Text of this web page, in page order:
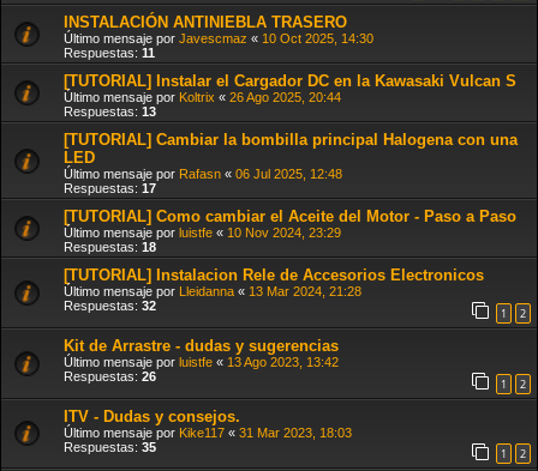
INSTALACIÓN ANTINIEBLA TRASERO
Último mensaje por Javescmaz « 10 Oct 2025, 14:30
Respuestas: 11
[TUTORIAL] Instalar el Cargador DC en la Kawasaki Vulcan S
Último mensaje por Koltrix « 26 Ago 2025, 20:44
Respuestas: 13
[TUTORIAL] Cambiar la bombilla principal Halogena con una
LED
Último mensaje por Rafasn « 06 Jul 2025, 12:48
Respuestas: 17
[TUTORIAL] Como cambiar el Aceite del Motor - Paso a Paso
Último mensaje por luistfe « 10 Nov 2024, 23:29
Respuestas: 18
[TUTORIAL] Instalacion Rele de Accesorios Electronicos
Último mensaje por Lleidanna « 13 Mar 2024, 21:28
Respuestas: 32 1 2
Kit de Arrastre - dudas y sugerencias
Último mensaje por luistfe « 13 Ago 2023, 13:42
Respuestas: 26 1 2
ITV - Dudas y consejos.
Último mensaje por Kike117 « 31 Mar 2023, 18:03
Respuestas: 35 1 2